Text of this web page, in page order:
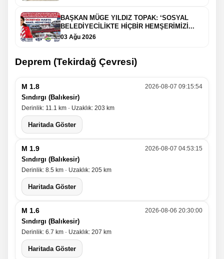
BAŞKAN MÜGE YILDIZ TOPAK: ‘SOSYAL
BELEDİYECİLİKTE HİÇBİR HEMŞERİMİZİ...
03 Ağu 2026
Deprem (Tekirdağ Çevresi)
M 1.8 2026-08-07 09:15:54
Sındırgı (Balıkesir)
Derinlik: 11.1 km · Uzaklık: 203 km
Haritada Göster
M 1.9 2026-08-07 04:53:15
Sındırgı (Balıkesir)
Derinlik: 8.5 km · Uzaklık: 205 km
Haritada Göster
M 1.6 2026-08-06 20:30:00
Sındırgı (Balıkesir)
Derinlik: 6.7 km · Uzaklık: 207 km
Haritada Göster